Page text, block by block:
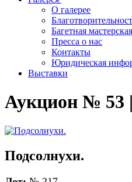
О галерее
Багетная мастерская
Пресса о нас
Контакты
Юридическая
Выставки
Аукцион № 53
Подсолнухи.